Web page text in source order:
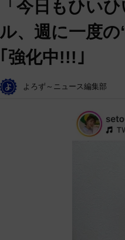
「今日もひい
ル、週に一度
｢強化中!!!｣
よろず～ニュース編集部